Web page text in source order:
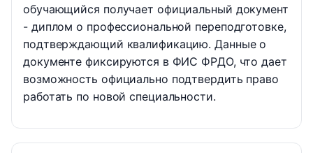
обучающийся получает официальный документ
- диплом о профессиональной переподготовке,
подтверждающий квалификацию. Данные о
документе фиксируются в ФИС ФРДО, что дает
возможность официально подтвердить право
работать по новой специальности.